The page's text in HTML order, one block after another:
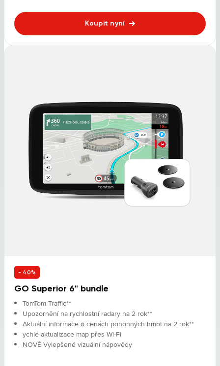
Koupit nyní
- 40%
GO Superior 6" bundle
TomTom Traffic**
Upozornění na rychlostní radary na 2 rok**
Aktuální informace o cenách pohonných hmot na 2 rok**
ychlé aktualizace map přes Wi-Fi
NOVĚ Vylepšené vizuální nápovědy